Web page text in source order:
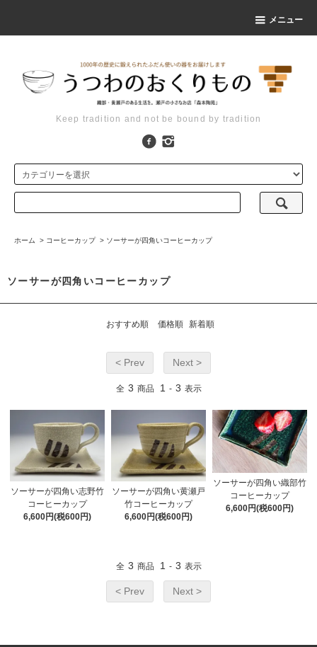
メニュー
Keep tradition and not be bound by tradition
ホーム > コーヒーカップ > ソーサーが四角いコーヒーカップ
ソーサーが四角いコーヒーカップ
おすすめ順 価格順 新着順
< Prev Next >
全 3 商品 1 - 3 表示
ソーサーが四角い志野竹
コーヒーカップ
6,600円(税600円)
ソーサーが四角い黄瀬戸
竹コーヒーカップ
6,600円(税600円)
ソーサーが四角い織部竹
コーヒーカップ
6,600円(税600円)
全 3 商品 1 - 3 表示
< Prev Next >